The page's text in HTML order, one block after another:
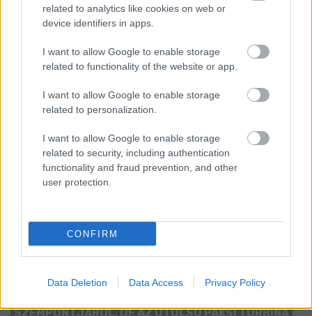
related to analytics like cookies on web or
device identifiers in apps.
I want to allow Google to enable storage
related to functionality of the website or app.
I want to allow Google to enable storage
related to personalization.
I want to allow Google to enable storage
related to security, including authentication
functionality and fraud prevention, and other
user protection.
CONFIRM
Data Deletion Data Access Privacy Policy
HŐSÉGRIASZTÁST, A KÖVETKEZŐ 48 ÓRA LEHET A
SZEMPONTJÁBÓL, DE AZ UTOLSÓ PAKSI TURBINA